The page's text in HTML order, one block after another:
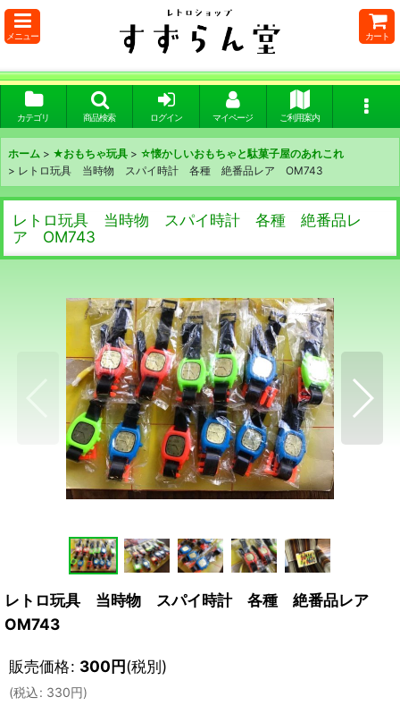
メニュー カート
カテゴリ 商品検索 ログイン マイページ ご利用案内
ホーム > ★おもちゃ玩具 > ☆懐かしいおもちゃと駄菓子屋のあれこれ
> レトロ玩具 当時物 スパイ時計 各種 絶番品レア OM743
レトロ玩具 当時物 スパイ時計 各種 絶番品レ
ア OM743
レトロ玩具 当時物 スパイ時計 各種 絶番品レア
OM743
販売価格: 300円(税別)
(税込: 330円)